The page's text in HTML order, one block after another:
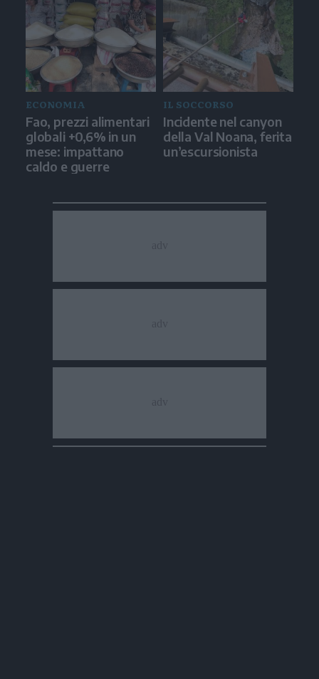
ECONOMIA
Fao, prezzi alimentari
globali +0,6% in un
mese: impattano
caldo e guerre
IL SOCCORSO
Incidente nel canyon
della Val Noana, ferita
un’escursionista